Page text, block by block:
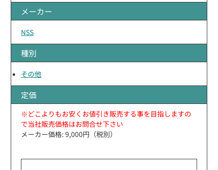
メーカー
NSS
種別
その他
定価
※どこよりもお安くお値引き販売する事を目指しますの
で当社販売価格はお問合せ下さい
メーカー価格: 9,000円（税別）